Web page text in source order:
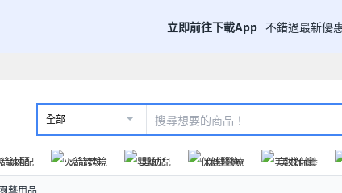
立即前往下載App 不錯過最新優
全部
箭速配 火箭跨境 嬰幼兒 保健醫療 美妝保養
園藝用品